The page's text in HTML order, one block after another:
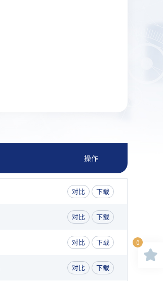
操作
对比 下载
对比 下载
对比 下载
对比 下载
0